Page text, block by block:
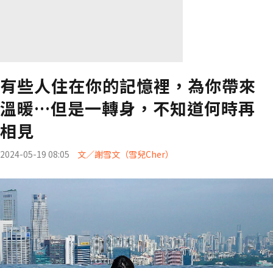
有些人住在你的記憶裡，為你帶來
溫暖…但是一轉身，不知道何時再
相見
2024-05-19 08:05 文／謝雪文（雪兒Cher）